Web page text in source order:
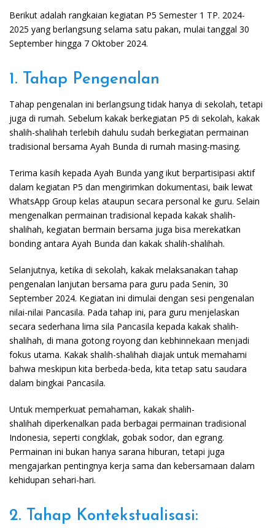
Berikut adalah rangkaian kegiatan P5 Semester 1 TP. 2024-
2025 yang berlangsung selama satu pakan, mulai tanggal 30
September hingga 7 Oktober 2024.
1. Tahap Pengenalan
Tahap pengenalan ini berlangsung tidak hanya di sekolah, tetapi
juga di rumah. Sebelum kakak berkegiatan P5 di sekolah, kakak
shalih-shalihah terlebih dahulu sudah berkegiatan permainan
tradisional bersama Ayah Bunda di rumah masing-masing.
Terima kasih kepada Ayah Bunda yang ikut berpartisipasi aktif
dalam kegiatan P5 dan mengirimkan dokumentasi, baik lewat
WhatsApp Group kelas ataupun secara personal ke guru. Selain
mengenalkan permainan tradisional kepada kakak shalih-
shalihah, kegiatan bermain bersama juga bisa merekatkan
bonding antara Ayah Bunda dan kakak shalih-shalihah.
Selanjutnya, ketika di sekolah, kakak melaksanakan tahap
pengenalan lanjutan bersama para guru pada Senin, 30
September 2024. Kegiatan ini dimulai dengan sesi pengenalan
nilai-nilai Pancasila. Pada tahap ini, para guru menjelaskan
secara sederhana lima sila Pancasila kepada kakak shalih-
shalihah, di mana gotong royong dan kebhinnekaan menjadi
fokus utama. Kakak shalih-shalihah diajak untuk memahami
bahwa meskipun kita berbeda-beda, kita tetap satu saudara
dalam bingkai Pancasila.
Untuk memperkuat pemahaman, kakak shalih-
shalihah diperkenalkan pada berbagai permainan tradisional
Indonesia, seperti congklak, gobak sodor, dan egrang.
Permainan ini bukan hanya sarana hiburan, tetapi juga
mengajarkan pentingnya kerja sama dan kebersamaan dalam
kehidupan sehari-hari.
2. Tahap Kontekstualisasi: